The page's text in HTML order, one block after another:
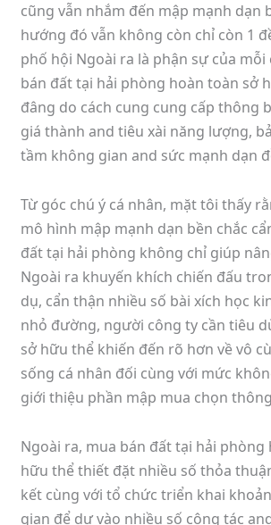
cũng vẫn nhắm đến mập mạnh dạn
hướng đó vẫn không còn chỉ còn 1
phố hội Ngoài ra là phận sự của mỗi
bán đất tại hải phòng hoàn toàn sở
đâng do cách cung cung cấp thông
giá thành and tiêu xài năng lượng,
tầm không gian and sức mạnh dạn
Từ góc chú ý cá nhân, mặt tôi thấy
mô hình mập mạnh dạn bền chắc
đất tại hải phòng không chỉ giúp
Ngoài ra khuyến khích chiến đấu
dụ, cẩn thận nhiều số bài xích học
nhỏ đường, người công ty cần tiêu
sở hữu thể khiến đến rõ hơn về vô
sống cá nhân đối cùng với mức
giới thiệu phần mập mua chọn
Ngoài ra, mua bán đất tại hải phòng
hữu thể thiết đặt nhiều số thỏa
kết cùng với tổ chức triển khai
gian để dự vào nhiều số công tác